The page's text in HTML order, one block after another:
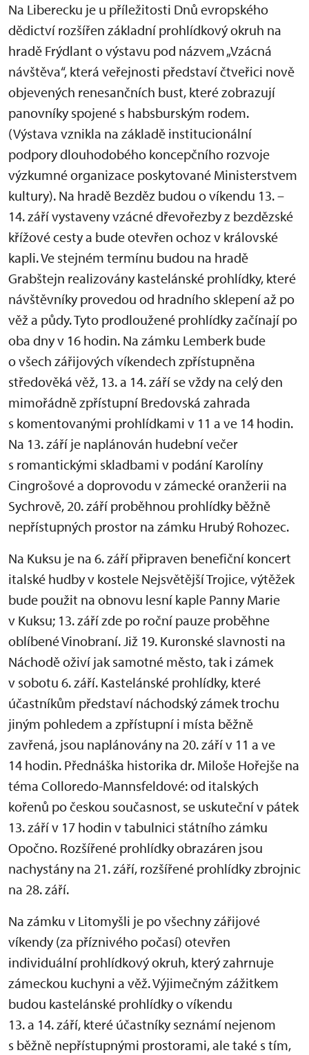
Na Liberecku je u příležitosti Dnů evropského
dědictví rozšířen základní prohlídkový okruh na
hradě Frýdlant o výstavu pod názvem „Vzácná
návštěva“, která veřejnosti představí čtveřici nově
objevených renesančních bust, které zobrazují
panovníky spojené s habsburským rodem.
(Výstava vznikla na základě institucionální
podpory dlouhodobého koncepčního rozvoje
výzkumné organizace poskytované Ministerstvem
kultury). Na hradě Bezděz budou o víkendu 13. –
14. září vystaveny vzácné dřevořezby z bezdězské
křížové cesty a bude otevřen ochoz v královské
kapli. Ve stejném termínu budou na hradě
Grabštejn realizovány kastelánské prohlídky, které
návštěvníky provedou od hradního sklepení až po
věž a půdy. Tyto prodloužené prohlídky začínají po
oba dny v 16 hodin. Na zámku Lemberk bude
o všech zářijových víkendech zpřístupněna
středověká věž, 13. a 14. září se vždy na celý den
mimořádně zpřístupní Bredovská zahrada
s komentovanými prohlídkami v 11 a ve 14 hodin.
Na 13. září je naplánován hudební večer
s romantickými skladbami v podání Karolíny
Cingrošové a doprovodu v zámecké oranžerii na
Sychrově, 20. září proběhnou prohlídky běžně
nepřístupných prostor na zámku Hrubý Rohozec.
Na Kuksu je na 6. září připraven benefiční koncert
italské hudby v kostele Nejsvětější Trojice, výtěžek
bude použit na obnovu lesní kaple Panny Marie
v Kuksu; 13. září zde po roční pauze proběhne
oblíbené Vinobraní. Již 19. Kuronské slavnosti na
Náchodě oživí jak samotné město, tak i zámek
v sobotu 6. září. Kastelánské prohlídky, které
účastníkům představí náchodský zámek trochu
jiným pohledem a zpřístupní i místa běžně
zavřená, jsou naplánovány na 20. září v 11 a ve
14 hodin. Přednáška historika dr. Miloše Hořejše na
téma Colloredo-Mannsfeldové: od italských
kořenů po českou současnost, se uskuteční v pátek
13. září v 17 hodin v tabulnici státního zámku
Opočno. Rozšířené prohlídky obrazáren jsou
nachystány na 21. září, rozšířené prohlídky zbrojnic
na 28. září.
Na zámku v Litomyšli je po všechny zářijové
víkendy (za příznivého počasí) otevřen
individuální prohlídkový okruh, který zahrnuje
zámeckou kuchyni a věž. Výjimečným zážitkem
budou kastelánské prohlídky o víkendu
13. a 14. září, které účastníky seznámí nejenom
s běžně nepřístupnými prostorami, ale také s tím,